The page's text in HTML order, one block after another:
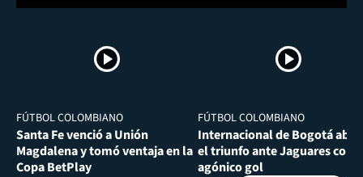
FÚTBOL COLOMBIANO
Santa Fe venció a Unión
Magdalena y tomó ventaja en la
Copa BetPlay
FÚTBOL COLOMBIANO
Internacional de Bogotá
el triunfo ante Jaguares con
agónico gol